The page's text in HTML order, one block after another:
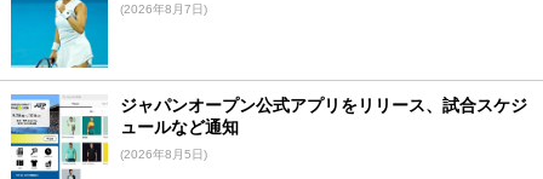
(2026年8月7日)
ジャパンオープン公式アプリをリリース、試合スケジ
ュールなど通知
(2026年8月5日)